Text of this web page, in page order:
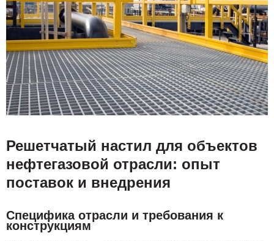
Решетчатый настил для объектов
нефтегазовой отрасли: опыт
поставок и внедрения
Специфика отрасли и требования к
конструкциям